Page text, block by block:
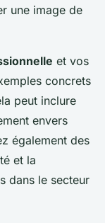
une image de
et vos
concrets
peut inclure
envers
également des
et la
dans le secteur